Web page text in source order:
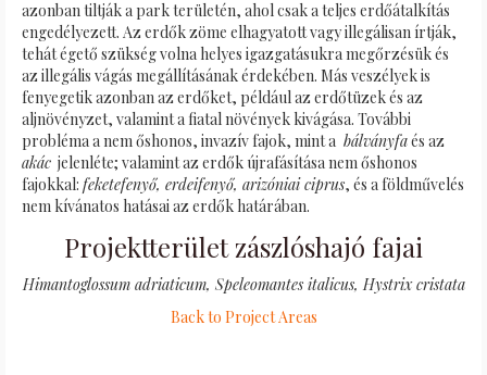
azonban tiltják a park területén, ahol csak a teljes erdőátalkítás
engedélyezett. Az erdők zöme elhagyatott vagy illegálisan írtják,
tehát égető szükség volna helyes igazgatásukra megőrzésük és
az illegális vágás megállításának érdekében. Más veszélyek is
fenyegetik azonban az erdőket, például az erdőtüzek és az
aljnövényzet, valamint a fiatal növények kivágása. További
probléma a nem őshonos, invazív fajok, mint a bálványfaés az
akác jelenléte; valamint az erdők újrafásítása nem őshonos
fajokkal: feketefenyő, erdeifenyő, arizóniai ciprus, és a földművelés
nem kívánatos hatásai az erdők határában.
Projektterület zászlóshajó fajai
Himantoglossum adriaticum, Speleomantes italicus, Hystrix cristata
Back to Project Areas